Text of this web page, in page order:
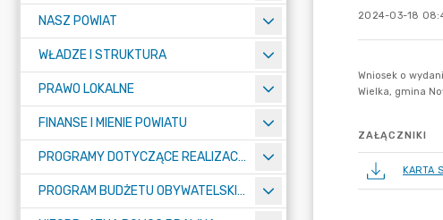
NASZ POWIAT
WŁADZE I STRUKTURA
PRAWO LOKALNE
FINANSE I MIENIE POWIATU
PROGRAMY DOTYCZĄCE REALIZACJI ZADAŃ PUBLICZNYCH
PROGRAM BUDŻETU OBYWATELSKIEGO POWIATU BYDGOSKIEGO
2024-03-18
ZAŁĄCZNIKI
KARTA